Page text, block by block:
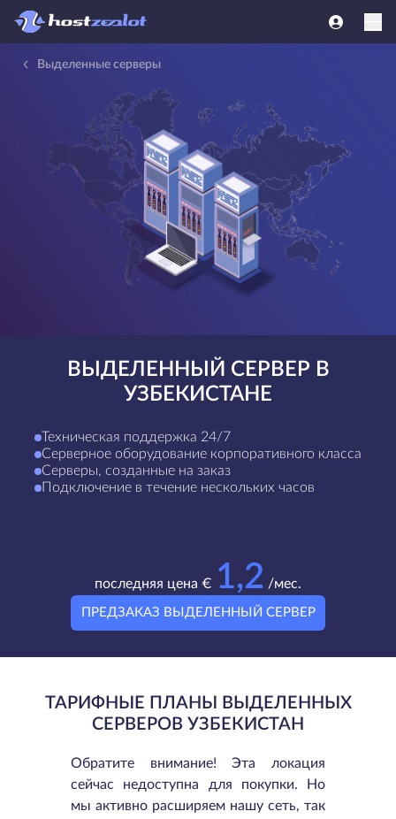
Выделенные серверы
ВЫДЕЛЕННЫЙ СЕРВЕР В
УЗБЕКИСТАНЕ
Техническая поддержка 24/7
Серверное оборудование корпоративного класса
Серверы, созданные на заказ
Подключение в течение нескольких часов
последняя цена € 1,2 /мес.
ПРЕДЗАКАЗ ВЫДЕЛЕННЫЙ СЕРВЕР
ТАРИФНЫЕ ПЛАНЫ ВЫДЕЛЕННЫХ
СЕРВЕРОВ УЗБЕКИСТАН
Обратите внимание! Эта локация
сейчас недоступна для покупки. Но
мы активно расширяем нашу сеть, так